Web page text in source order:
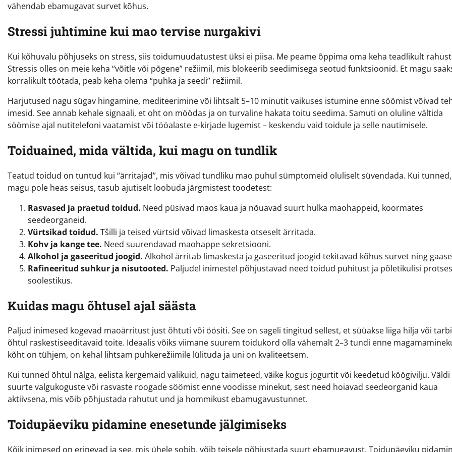
vähendab ebamugavat survet kõhus.
Stressi juhtimine kui mao tervise nurgakivi
Kui kõhuvalu põhjuseks on stress, siis toidumuudatustest üksi ei piisa. Me peame õppima oma keha teadlikult
Stressis olles on meie keha “võitle või põgene” režiimil, mis blokeerib seedimisega seotud funktsioonid. Et magu
korralikult töötada, peab keha olema “puhka ja seedi” režiimil.
Harjutused nagu sügav hingamine, mediteerimine või lihtsalt 5–10 minutit vaikuses istumine enne söömist võivad
imesid. See annab kehale signaali, et oht on möödas ja on turvaline hakata toitu seedima. Samuti on oluline vältida
söömise ajal nutitelefoni vaatamist või tööalaste e-kirjade lugemist – keskendu vaid toidule ja selle nautimisele.
Toiduained, mida vältida, kui magu on tundlik
Teatud toidud on tuntud kui “ärritajad”, mis võivad tundliku mao puhul sümptomeid oluliselt süvendada. Kui
magu pole heas seisus, tasub ajutiselt loobuda järgmistest toodetest:
Rasvased ja praetud toidud. Need püsivad maos kaua ja nõuavad suurt hulka maohappeid, koormates
seedeorganeid.
Vürtsikad toidud. Tšilli ja teised vürtsid võivad limaskesta otseselt ärritada.
Kohv ja kange tee. Need suurendavad maohappe sekretsiooni.
Alkohol ja gaseeritud joogid. Alkohol ärritab limaskesta ja gaseeritud joogid tekitavad kõhus survet ning
Rafineeritud suhkur ja nisutooted. Paljudel inimestel põhjustavad need toidud puhitust ja põletikulisi
soolestikus.
Kuidas magu õhtusel ajal säästa
Paljud inimesed kogevad maoärritust just õhtuti või öösiti. See on sageli tingitud sellest, et süüakse liiga hilja või
õhtul raskestiseeditavaid toite. Ideaalis võiks viimane suurem toidukord olla vähemalt 2–3 tundi enne
kõht on tühjem, on kehal lihtsam puhkerežiimile lülituda ja uni on kvaliteetsem.
Kui tunned õhtul nälga, eelista kergemaid valikuid, nagu taimeteed, väike kogus jogurtit või keedetud köögivilju. Väldi
suurte valgukoguste või rasvaste roogade söömist enne voodisse minekut, sest need hoiavad seedeorganid kaua
aktiivsena, mis võib põhjustada rahutut und ja hommikust ebamugavustunnet.
Toidupäeviku pidamine enesetunde jälgimiseks
Kõik inimesed on erinevad ja see, mis ühele sobib, võib teisele põhjustada suurt ebamugavust. Toidupäeviku